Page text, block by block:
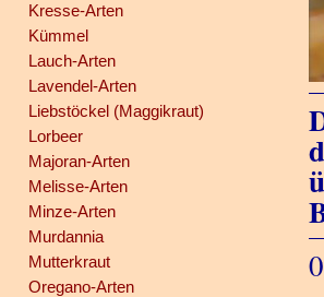
Kresse-Arten
Kümmel
Lauch-Arten
Lavendel-Arten
Liebstöckel (Maggikraut)
Lorbeer
Majoran-Arten
Melisse-Arten
Minze-Arten
Murdannia
Mutterkraut
Oregano-Arten